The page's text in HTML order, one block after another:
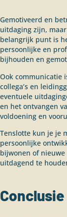
Gemotiveerd en
uitdaging zijn,
belangrijk punt is
persoonlijke en
bijhouden en
Ook communicatie
collega’s en
eventuele
en het ontvangen
voldoening en
Tenslotte kun je je
persoonlijke
bijwonen of
uitdagend te
Conclusie